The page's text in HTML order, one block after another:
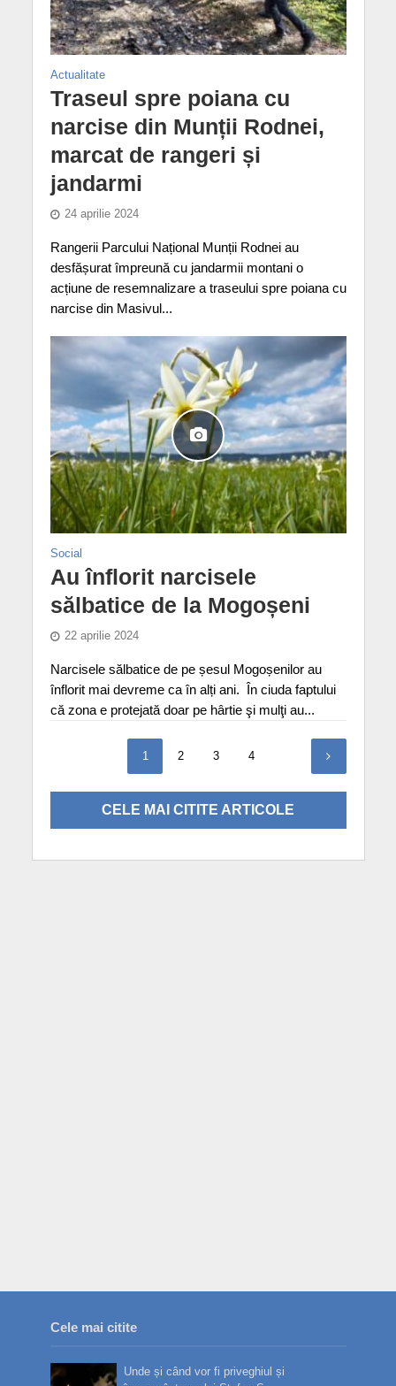
Actualitate
Traseul spre poiana cu
narcise din Munții Rodnei,
marcat de rangeri și
jandarmi
24 aprilie 2024
Rangerii Parcului Național Munții Rodnei au
desfășurat împreună cu jandarmii montani o
acțiune de resemnalizare a traseului spre poiana cu
narcise din Masivul...
Social
Au înflorit narcisele
sălbatice de la Mogoșeni
22 aprilie 2024
Narcisele sălbatice de pe șesul Mogoșenilor au
înflorit mai devreme ca în alți ani. În ciuda faptului
că zona e protejată doar pe hârtie şi mulţi au...
1 2 3 4
CELE MAI CITITE ARTICOLE
Cele mai citite
Unde și când vor fi priveghiul și